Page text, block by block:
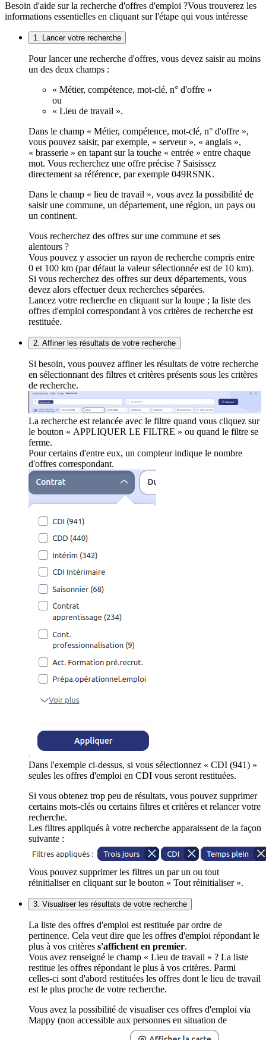
Besoin d'aide sur la recherche d'offres d'emploi ?Vous trouverez les
informations essentielles en cliquant sur l'étape qui vous intéresse
1. Lancer votre recherche
Pour lancer une recherche d'offres, vous devez saisir au moins
un des deux champs :
« Métier, compétence, mot-clé, n° d'offre »
ou
« Lieu de travail ».
Dans le champ « Métier, compétence, mot-clé, n° d'offre »,
vous pouvez saisir, par exemple, « serveur », « anglais »,
« brasserie » en tapant sur la touche « entrée » entre chaque
mot. Vous recherchez une offre précise ? Saisissez
directement sa référence, par exemple 049RSNK.
Dans le champ « lieu de travail », vous avez la possibilité de
saisir une commune, un département, une région, un pays ou
un continent.
Vous recherchez des offres sur une commune et ses
alentours ?
Vous pouvez y associer un rayon de recherche compris entre
0 et 100 km (par défaut la valeur sélectionnée est de 10 km).
Si vous recherchez des offres sur deux départements, vous
devez alors effectuer deux recherches séparées.
Lancez votre recherche en cliquant sur la loupe ; la liste des
offres d'emploi correspondant à vos critères de recherche est
restituée.
2. Affiner les résultats de votre recherche
Si besoin, vous pouvez affiner les résultats de votre recherche
en sélectionnant des filtres et critères présents sous les critères
de recherche.
La recherche est relancée avec le filtre quand vous cliquez sur
le bouton « APPLIQUER LE FILTRE » ou quand le filtre se
ferme.
Pour certains d'entre eux, un compteur indique le nombre
d'offres correspondant.
Dans l'exemple ci-dessus, si vous sélectionnez « CDI (941) »
seules les offres d'emploi en CDI vous seront restituées.
Si vous obtenez trop peu de résultats, vous pouvez supprimer
certains mots-clés ou certains filtres et critères et relancer votre
recherche.
Les filtres appliqués à votre recherche apparaissent de la façon
suivante :
Vous pouvez supprimer les filtres un par un ou tout
réinitialiser en cliquant sur le bouton « Tout réinitialiser ».
3. Visualiser les résultats de votre recherche
La liste des offres d'emploi est restituée par ordre de
pertinence. Cela veut dire que les offres d'emploi répondant le
plus à vos critères s'affichent en premier.
Vous avez renseigné le champ « Lieu de travail » ? La liste
restitue les offres répondant le plus à vos critères. Parmi
celles-ci sont d'abord restituées les offres dont le lieu de travail
est le plus proche de votre recherche.
Vous avez la possibilité de visualiser ces offres d'emploi via
Mappy (non accessible aux personnes en situation de